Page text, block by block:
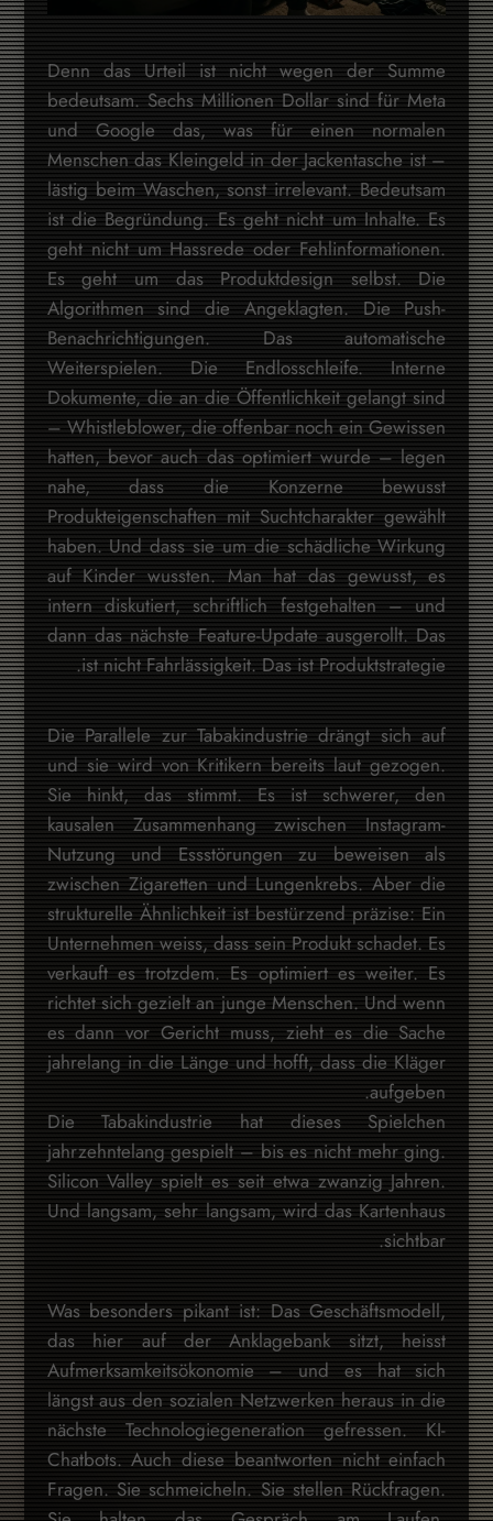
Denn das Urteil ist nicht wegen der Summe
bedeutsam. Sechs Millionen Dollar sind für Meta
und Google das, was für einen normalen
Menschen das Kleingeld in der Jackentasche ist –
lästig beim Waschen, sonst irrelevant. Bedeutsam
ist die Begründung. Es geht nicht um Inhalte. Es
geht nicht um Hassrede oder Fehlinformationen.
Es geht um das Produktdesign selbst. Die
Algorithmen sind die Angeklagten. Die Push-
Benachrichtigungen. Das automatische
Weiterspielen. Die Endlosschleife. Interne
Dokumente, die an die Öffentlichkeit gelangt sind
– Whistleblower, die offenbar noch ein Gewissen
hatten, bevor auch das optimiert wurde – legen
nahe, dass die Konzerne bewusst
Produkteigenschaften mit Suchtcharakter gewählt
haben. Und dass sie um die schädliche Wirkung
auf Kinder wussten. Man hat das gewusst, es
intern diskutiert, schriftlich festgehalten – und
dann das nächste Feature-Update ausgerollt. Das
ist nicht Fahrlässigkeit. Das ist Produktstrategie.
Die Parallele zur Tabakindustrie drängt sich auf
und sie wird von Kritikern bereits laut gezogen.
Sie hinkt, das stimmt. Es ist schwerer, den
kausalen Zusammenhang zwischen Instagram-
Nutzung und Essstörungen zu beweisen als
zwischen Zigaretten und Lungenkrebs. Aber die
strukturelle Ähnlichkeit ist bestürzend präzise: Ein
Unternehmen weiss, dass sein Produkt schadet. Es
verkauft es trotzdem. Es optimiert es weiter. Es
richtet sich gezielt an junge Menschen. Und wenn
es dann vor Gericht muss, zieht es die Sache
jahrelang in die Länge und hofft, dass die Kläger
aufgeben.
Die Tabakindustrie hat dieses Spielchen
jahrzehntelang gespielt – bis es nicht mehr ging.
Silicon Valley spielt es seit etwa zwanzig Jahren.
Und langsam, sehr langsam, wird das Kartenhaus
sichtbar.
Was besonders pikant ist: Das Geschäftsmodell,
das hier auf der Anklagebank sitzt, heisst
Aufmerksamkeitsökonomie – und es hat sich
längst aus den sozialen Netzwerken heraus in die
nächste Technologiegeneration gefressen. KI-
Chatbots. Auch diese beantworten nicht einfach
Fragen. Sie schmeicheln. Sie stellen Rückfragen.